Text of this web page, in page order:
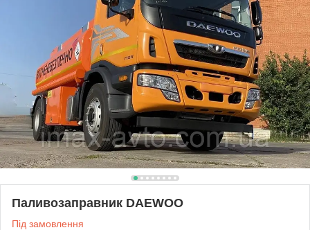
Паливозаправник DAEWOO
Під замовлення